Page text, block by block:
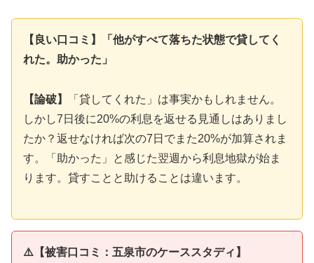
【良い口コミ】「他がすべて落ちた状態で貸してく
れた。助かった」
【論破】
「貸してくれた」は事実かもしれません。
しかし7日後に20%の利息を返せる見通しはありまし
たか？返せなければ次の7日でまた20%が加算されま
す。「助かった」と感じた翌週から利息地獄が始ま
ります。貸すことと助けることは違います。
⚠️【被害口コミ：五泉市のケーススタディ】